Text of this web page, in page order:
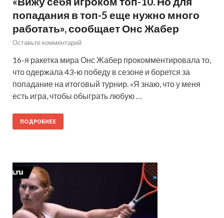
попадания в топ-5 еще нужно много
работать», сообщает Онс Жабер
Оставьте комментарий
16-я ракетка мира Онс Жабер прокомментировала то,
что одержала 43-ю победу в сезоне и борется за
попадание на итоговый турнир. «Я знаю, что у меня
есть игра, чтобы обыграть любую …
ПОДРОБНЕЕ